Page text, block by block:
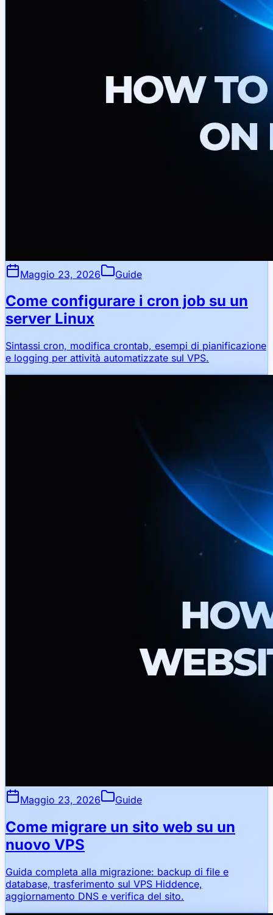
Maggio 23, 2026 Guide
Come configurare i cron job su un
server Linux
Sintassi cron, modifica crontab, esempi di pianificazione
e logging per attività automatizzate sul VPS.
Maggio 23, 2026 Guide
Come migrare un sito web su un
nuovo VPS
Guida completa alla migrazione: backup di file e
database, trasferimento sul VPS Hiddence,
aggiornamento DNS e verifica del sito.